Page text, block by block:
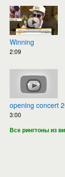
Winning
2:09
opening concert
3:00
Все рингтоны из